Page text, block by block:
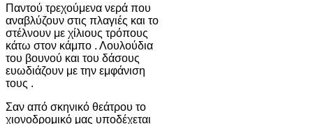
Παντού τρεχούμενα νερά που
αναβλύζουν στις πλαγιές και το
στέλνουν με χίλιους τρόπους
κάτω στον κάμπο . Λουλούδια
του βουνού και του δάσους
ευωδιάζουν με την εμφάνιση
τους .
Σαν από σκηνικό θεάτρου το
χιονοδρομικό μας υποδέχεται